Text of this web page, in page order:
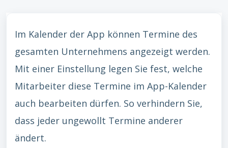
Im Kalender der App können Termine des
gesamten Unternehmens angezeigt werden.
Mit einer Einstellung legen Sie fest, welche
Mitarbeiter diese Termine im App-Kalender
auch bearbeiten dürfen. So verhindern Sie,
dass jeder ungewollt Termine anderer
ändert.